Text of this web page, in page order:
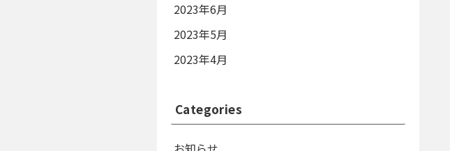
2023年6月
2023年5月
2023年4月
Categories